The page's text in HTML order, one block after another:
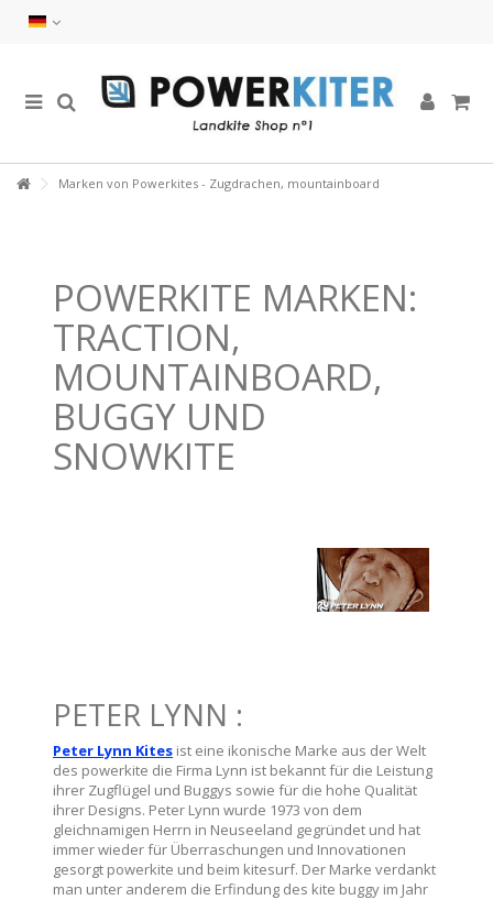
Marken von Powerkites - Zugdrachen, mountainboard
POWERKITE MARKEN:
TRACTION,
MOUNTAINBOARD,
BUGGY UND
SNOWKITE
PETER LYNN :
Peter Lynn Kites ist eine ikonische Marke aus der Welt
des powerkite die Firma Lynn ist bekannt für die Leistung
ihrer Zugflügel und Buggys sowie für die hohe Qualität
ihrer Designs. Peter Lynn wurde 1973 von dem
gleichnamigen Herrn in Neuseeland gegründet und hat
immer wieder für Überraschungen und Innovationen
gesorgt powerkite und beim kitesurf. Der Marke verdankt
man unter anderem die Erfindung des kite buggy im Jahr